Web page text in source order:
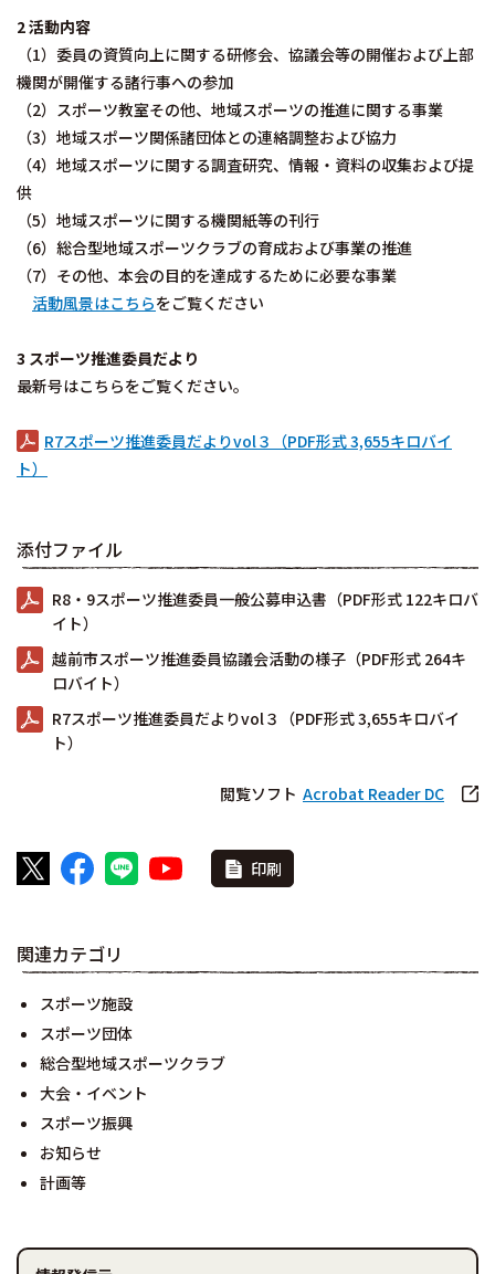
2 活動内容
（1）委員の資質向上に関する研修会、協議会等の開催および上部
機関が開催する諸行事への参加
（2）スポーツ教室その他、地域スポーツの推進に関する事業
（3）地域スポーツ関係諸団体との連絡調整および協力
（4）地域スポーツに関する調査研究、情報・資料の収集および提
供
（5）地域スポーツに関する機関紙等の刊行
（6）総合型地域スポーツクラブの育成および事業の推進
（7）その他、本会の目的を達成するために必要な事業
活動風景はこちらをご覧ください
3 スポーツ推進委員だより
最新号はこちらをご覧ください。
R7スポーツ推進委員だよりvol３（PDF形式 3,655キロバイ
ト）
添付ファイル
R8・9スポーツ推進委員一般公募申込書（PDF形式 122キロバ
イト）
越前市スポーツ推進委員協議会活動の様子（PDF形式 264キ
ロバイト）
R7スポーツ推進委員だよりvol３（PDF形式 3,655キロバイ
ト）
閲覧ソフト Acrobat Reader DC
印刷
関連カテゴリ
スポーツ施設
スポーツ団体
総合型地域スポーツクラブ
大会・イベント
スポーツ振興
お知らせ
計画等